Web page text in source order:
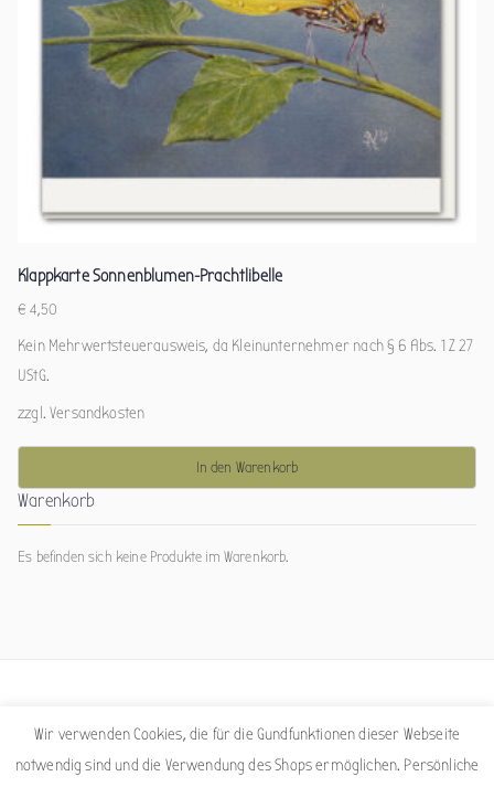
Klappkarte Sonnenblumen-Prachtlibelle
€ 4,50
Kein Mehrwertsteuerausweis, da Kleinunternehmer nach § 6 Abs. 1 Z 27
UStG.
zzgl.Versandkosten
In den Warenkorb
Warenkorb
Es befinden sich keine Produkte im Warenkorb.
Facebook
Instagram
Wir verwenden Cookies, die für die Gundfunktionen dieser Webseite
notwendig sind und die Verwendung des Shops ermöglichen. Persönliche